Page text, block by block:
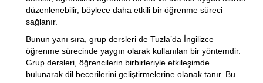
düzenlenebilir, böylece daha etkili bir öğrenme süreci
sağlanır.
Bunun yanı sıra, grup dersleri de Tuzla’da İngilizce
öğrenme sürecinde yaygın olarak kullanılan bir yöntemdir.
Grup dersleri, öğrencilerin birbirleriyle etkileşimde
bulunarak dil becerilerini geliştirmelerine olanak tanır. Bu